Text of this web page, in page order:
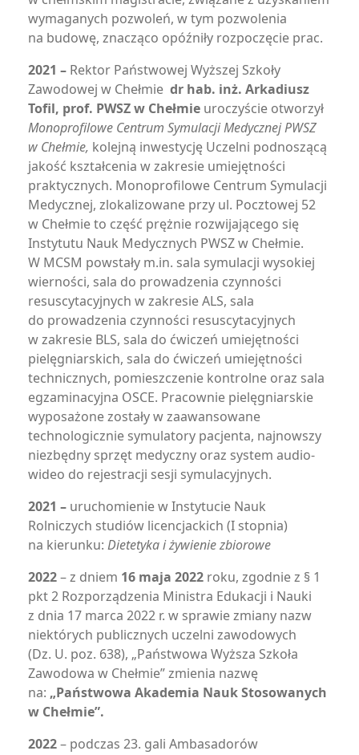
wymaganych pozwoleń, w tym pozwolenia
na budowę, znacząco opóźniły rozpoczęcie prac.
2021 – Rektor Państwowej Wyższej Szkoły
Zawodowej w Chełmie dr hab. inż. Arkadiusz
Tofil, prof. PWSZ w Chełmie uroczyście otworzył
Monoprofilowe Centrum Symulacji Medycznej PWSZ
w Chełmie, kolejną inwestycję Uczelni podnoszącą
jakość kształcenia w zakresie umiejętności
praktycznych. Monoprofilowe Centrum Symulacji
Medycznej, zlokalizowane przy ul. Pocztowej 52
w Chełmie to część prężnie rozwijającego się
Instytutu Nauk Medycznych PWSZ w Chełmie.
W MCSM powstały m.in. sala symulacji wysokiej
wierności, sala do prowadzenia czynności
resuscytacyjnych w zakresie ALS, sala
do prowadzenia czynności resuscytacyjnych
w zakresie BLS, sala do ćwiczeń umiejętności
pielęgniarskich, sala do ćwiczeń umiejętności
technicznych, pomieszczenie kontrolne oraz sala
egzaminacyjna OSCE. Pracownie pielęgniarskie
wyposażone zostały w zaawansowane
technologicznie symulatory pacjenta, najnowszy
niezbędny sprzęt medyczny oraz system audio-
wideo do rejestracji sesji symulacyjnych.
2021 – uruchomienie w Instytucie Nauk
Rolniczych studiów licencjackich (I stopnia)
na kierunku: Dietetyka i żywienie zbiorowe
2022– z dniem 16 maja 2022 roku, zgodnie z § 1
pkt 2 Rozporządzenia Ministra Edukacji i Nauki
z dnia 17 marca 2022 r. w sprawie zmiany nazw
niektórych publicznych uczelni zawodowych
(Dz. U. poz. 638), „Państwowa Wyższa Szkoła
Zawodowa w Chełmie” zmienia nazwę
na: „Państwowa Akademia Nauk Stosowanych
w Chełmie”.
2022– podczas 23. gali Ambasadorów